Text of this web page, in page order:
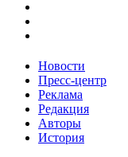
Новости
Пресс-центр
Реклама
Редакция
Авторы
История